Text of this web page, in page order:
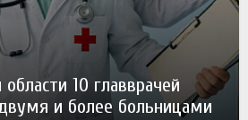
10 главврачей
и более больницами